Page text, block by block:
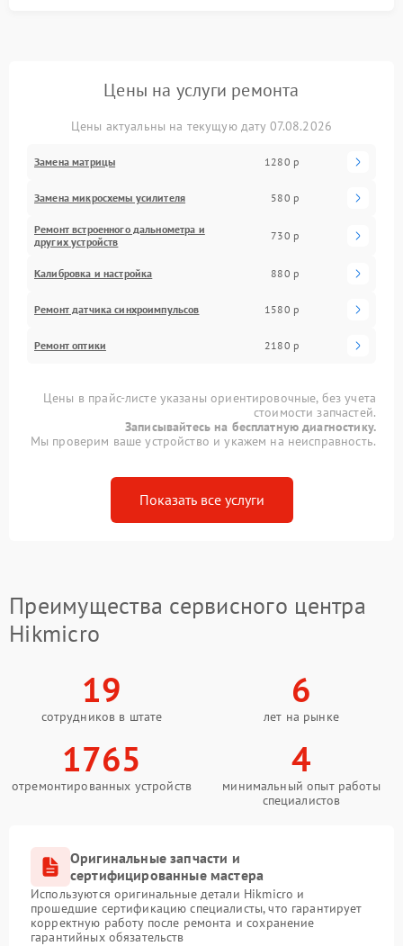
Цены на услуги ремонта
Цены актуальны на текущую дату 07.08.2026
Замена матрицы 1280 р
Замена микросхемы усилителя 580 р
Ремонт встроенного дальнометра и
других устройств
730 р
Калибровка и настройка 880 р
Ремонт датчика синхроимпульсов 1580 р
Ремонт оптики 2180 р
Цены в прайс-листе указаны ориентировочные, без учета
стоимости запчастей.
Записывайтесь на бесплатную диагностику.
Мы проверим ваше устройство и укажем на неисправность.
Показать все услуги
Преимущества сервисного центра
Hikmicro
19
сотрудников в штате
6
лет на рынке
1765
отремонтированных устройств
4
минимальный опыт работы
специалистов
Оригинальные запчасти и
сертифицированные мастера
Используются оригинальные детали Hikmicro и
прошедшие сертификацию специалисты, что гарантирует
корректную работу после ремонта и сохранение
гарантийных обязательств